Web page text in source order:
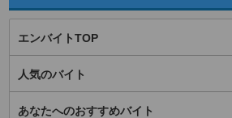
エンバイトTOP
人気のバイト
あなたへのおすすめバイト